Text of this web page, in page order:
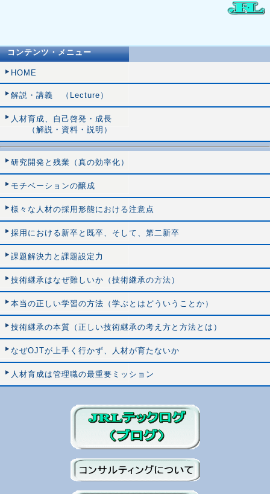
コンテンツ・メニュー
HOME
解説・講義 （Lecture）
人材育成、自己啓発・成長
（解説・資料・説明）
研究開発と残業（真の効率化）
モチベーションの醸成
様々な人材の採用形態における注意点
採用における新卒と既卒、そして、第二新卒
課題解決力と課題設定力
技術継承はなぜ難しいか（技術継承の方法）
本当の正しい学習の方法（学ぶとはどういうことか）
技術継承の本質（正しい技術継承の考え方と方法とは）
なぜOJTが上手く行かず、人材が育たないか
人材育成は管理職の最重要ミッション